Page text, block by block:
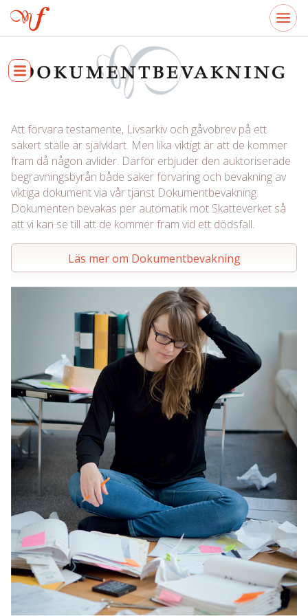
Att förvara testamente, Livsarkiv och gåvobrev på ett
säkert ställe är självklart. Men lika viktigt är att de kommer
fram då någon avlider. Därför erbjuder den auktoriserade
begravningsbyrån både säker förvaring och bevakning av
viktiga dokument via vår tjänst Dokumentbevakning.
Dokumenten bevakas per automatik mot Skatteverket så
att vi kan se till att de kommer fram vid ett dödsfall.
Läs mer om Dokumentbevakning